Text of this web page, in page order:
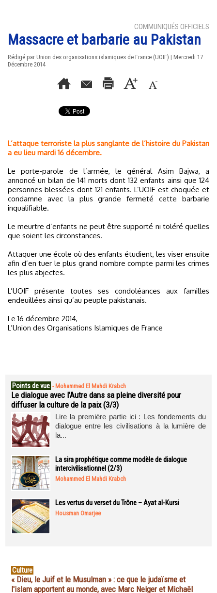
COMMUNIQUÉS OFFICIELS
Massacre et barbarie au Pakistan
Rédigé par Union des organisations islamiques de France (UOIF) | Mercredi 17
Décembre 2014
L’attaque terroriste la plus sanglante de l’histoire du Pakistan
a eu lieu mardi 16 décembre.
Le porte-parole de l’armée, le général Asim Bajwa, a
annoncé un bilan de 141 morts dont 132 enfants ainsi que 124
personnes blessées dont 121 enfants. L’UOIF est choquée et
condamne avec la plus grande fermeté cette barbarie
inqualifiable.
Le meurtre d’enfants ne peut être supporté ni toléré quelles
que soient les circonstances.
Attaquer une école où des enfants étudient, les viser ensuite
afin d’en tuer le plus grand nombre compte parmi les crimes
les plus abjectes.
L’UOIF présente toutes ses condoléances aux familles
endeuillées ainsi qu’au peuple pakistanais.
Le 16 décembre 2014,
L’Union des Organisations Islamiques de France
Points de vue - Mohammed El Mahdi Krabch
Le dialogue avec l’Autre dans sa pleine diversité pour
diffuser la culture de la paix (3/3)
Lire la première partie ici : Les fondements du
dialogue entre les civilisations à la lumière de
la...
La sira prophétique comme modèle de dialogue
intercivilisationnel (2/3)
Mohammed El Mahdi Krabch
Les vertus du verset du Trône – Ayat al-Kursi
Housman Omarjee
Culture
« Dieu, le Juif et le Musulman » : ce que le judaïsme et
l'islam apportent au monde, avec Marc Neiger et Michaël